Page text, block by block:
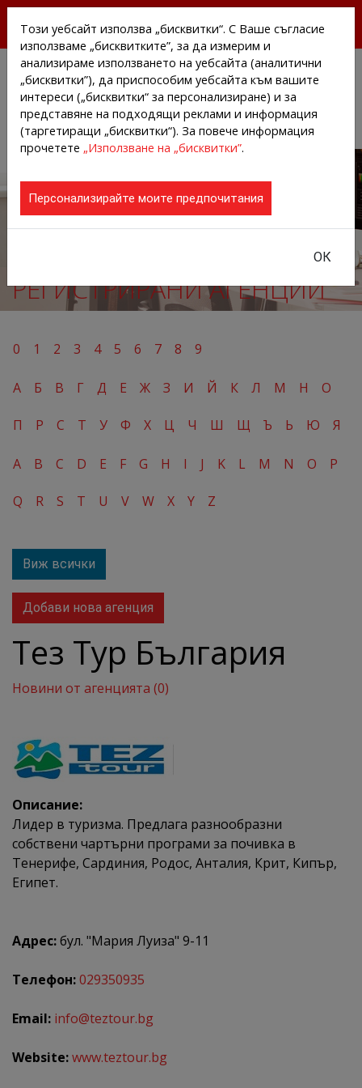
АГЕНЦИИТЕ И КОМПАНИИТЕ
РЕГИСТРИРАНИ АГЕНЦИИ
0 1 2 3 4 5 6 7 8 9
А Б В Г Д Е Ж З И Й К Л М Н О
П Р С Т У Ф Х Ц Ч Ш Щ Ъ Ь Ю Я
A B C D E F G H I J K L M N O P
Q R S T U V W X Y Z
Виж всички
Добави нова агенция
Тез Тур България
Новини от агенцията (0)
Описание:
Лидер в туризма. Предлага разнообразни
собствени чартърни програми за почивка в
Тенерифе, Сардиния, Родос, Анталия, Крит, Кипър,
Египет.
Адрес:бул. "Мария Луиза" 9-11
Телефон:029350935
Email: info@teztour.bg
Website:www.teztour.bg
Този уебсайт използва „бисквитки“. С Ваше съгласие
използваме „бисквитките”, за да измерим и
анализираме използването на уебсайта (аналитични
„бисквитки”), да приспособим уебсайта към вашите
интереси („бисквитки“ за персонализиране) и за
представяне на подходящи реклами и информация
(таргетиращи „бисквитки“). За повече информация
прочетете „Използване на „бисквитки”.
Персонализирайте моите предпочитания
ОК